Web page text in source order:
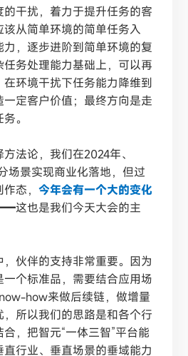
干扰，着力于提升任务的客
从简单环境的简单任务入
，逐步进阶到简单环境的复
务处理能力基础上，可以再
环境干扰下任务能力降维到
定客户价值；最终方向是走
。
法论，我们在2024年、
场景实现商业化落地，但过
作态，今年会有一个大的变化
这也是我们今天大会的主
伙伴的支持非常重要。因为
个标准品，需要结合应用场
how来做后续链，做增量
所以我们的思路是和各个行
，把智元“一体三智”平台能
行业、垂直场景的垂域能力